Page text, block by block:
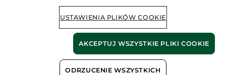
roślinne
pól organicznych
Pokaż więcej
USTAWIENIA PLIKÓW COOKIE
ODRZUCENIE WSZYSTKICH
AKCEPTUJ WSZYSTKIE PLIKI COOKIE